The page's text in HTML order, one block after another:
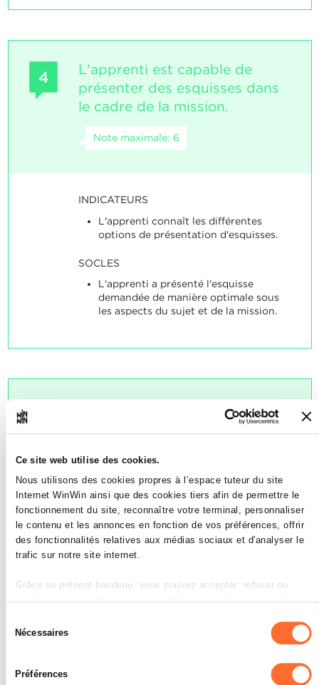
Ce site web utilise des cookies.
Nous utilisons des cookies propres à l’espace tuteur du site
Internet WinWin ainsi que des cookies tiers afin de permettre le
fonctionnement du site, reconnaître votre terminal, personnaliser
le contenu et les annonces en fonction de vos préférences, offrir
des fonctionnalités relatives aux médias sociaux et d'analyser le
trafic sur notre site internet.
Grâce au présent bandeau, vous pouvez accepter, refuser ou
description des différents cookies est accessible sous l’onglet «
Il est précisé que la navigation sur le site et certaines
duNécessaires
Préférences
4
L'apprenti est capable de
présenter des esquisses dans
le cadre de la mission.
Note maximale: 6
INDICATEURS
L'apprenti connaît les différentes
options de présentation d'esquisses.
SOCLES
L'apprenti a présenté l'esquisse
demandée de manière optimale sous
les aspects du sujet et de la mission.
L'apprenti est capable de
distinguer le matériel pour les
pour les zones à l'extérieur et
d'opter pour du matériel dans
le cadre de la mission, en
tenant compte de l'aspect du
contexte local.
différents matériaux et il prépare les